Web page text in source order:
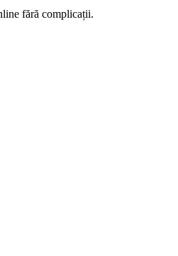
fără complicații.